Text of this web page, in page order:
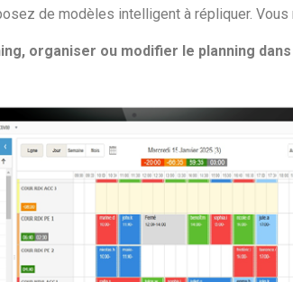
de modèles intelligent à répliquer.
organiser ou modifier le planning